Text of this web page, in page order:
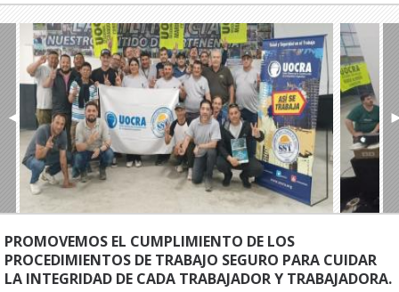
◄
PROMOVEMOS EL CUMPLIMIENTO DE LOS
PROCEDIMIENTOS DE TRABAJO SEGURO PARA CUIDAR
LA INTEGRIDAD DE CADA TRABAJADOR Y TRABAJADORA.